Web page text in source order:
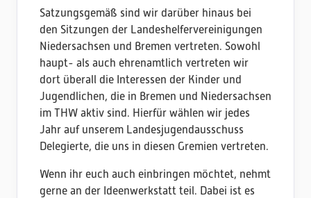
Satzungsgemäß sind wir darüber hinaus bei
den Sitzungen der Landeshelfervereinigungen
Niedersachsen und Bremen vertreten. Sowohl
haupt- als auch ehrenamtlich vertreten wir
dort überall die Interessen der Kinder und
Jugendlichen, die in Bremen und Niedersachsen
im THW aktiv sind. Hierfür wählen wir jedes
Jahr auf unserem Landesjugendausschuss
Delegierte, die uns in diesen Gremien vertreten.
Wenn ihr euch auch einbringen möchtet, nehmt
gerne an der Ideenwerkstatt teil. Dabei ist es